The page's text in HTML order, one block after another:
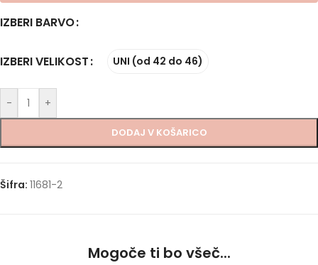
IZBERI BARVO
IZBERI VELIKOST UNI (od 42 do 46)
- +
DODAJ V KOŠARICO
Šifra: 11681-2
Mogoče ti bo všeč...